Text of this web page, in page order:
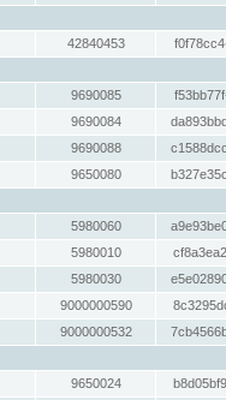
42840453
9690085
9690084
9690088
9650080
5980060
5980010
5980030
9000000590
9000000532
9650024